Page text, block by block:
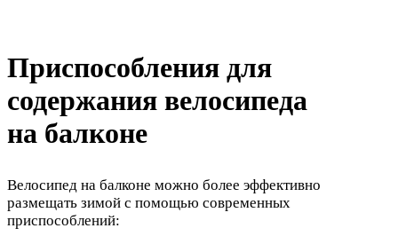
Приспособления для
содержания велосипеда
на балконе
Велосипед на балконе можно более эффективно
размещать зимой с помощью современных
приспособлений: